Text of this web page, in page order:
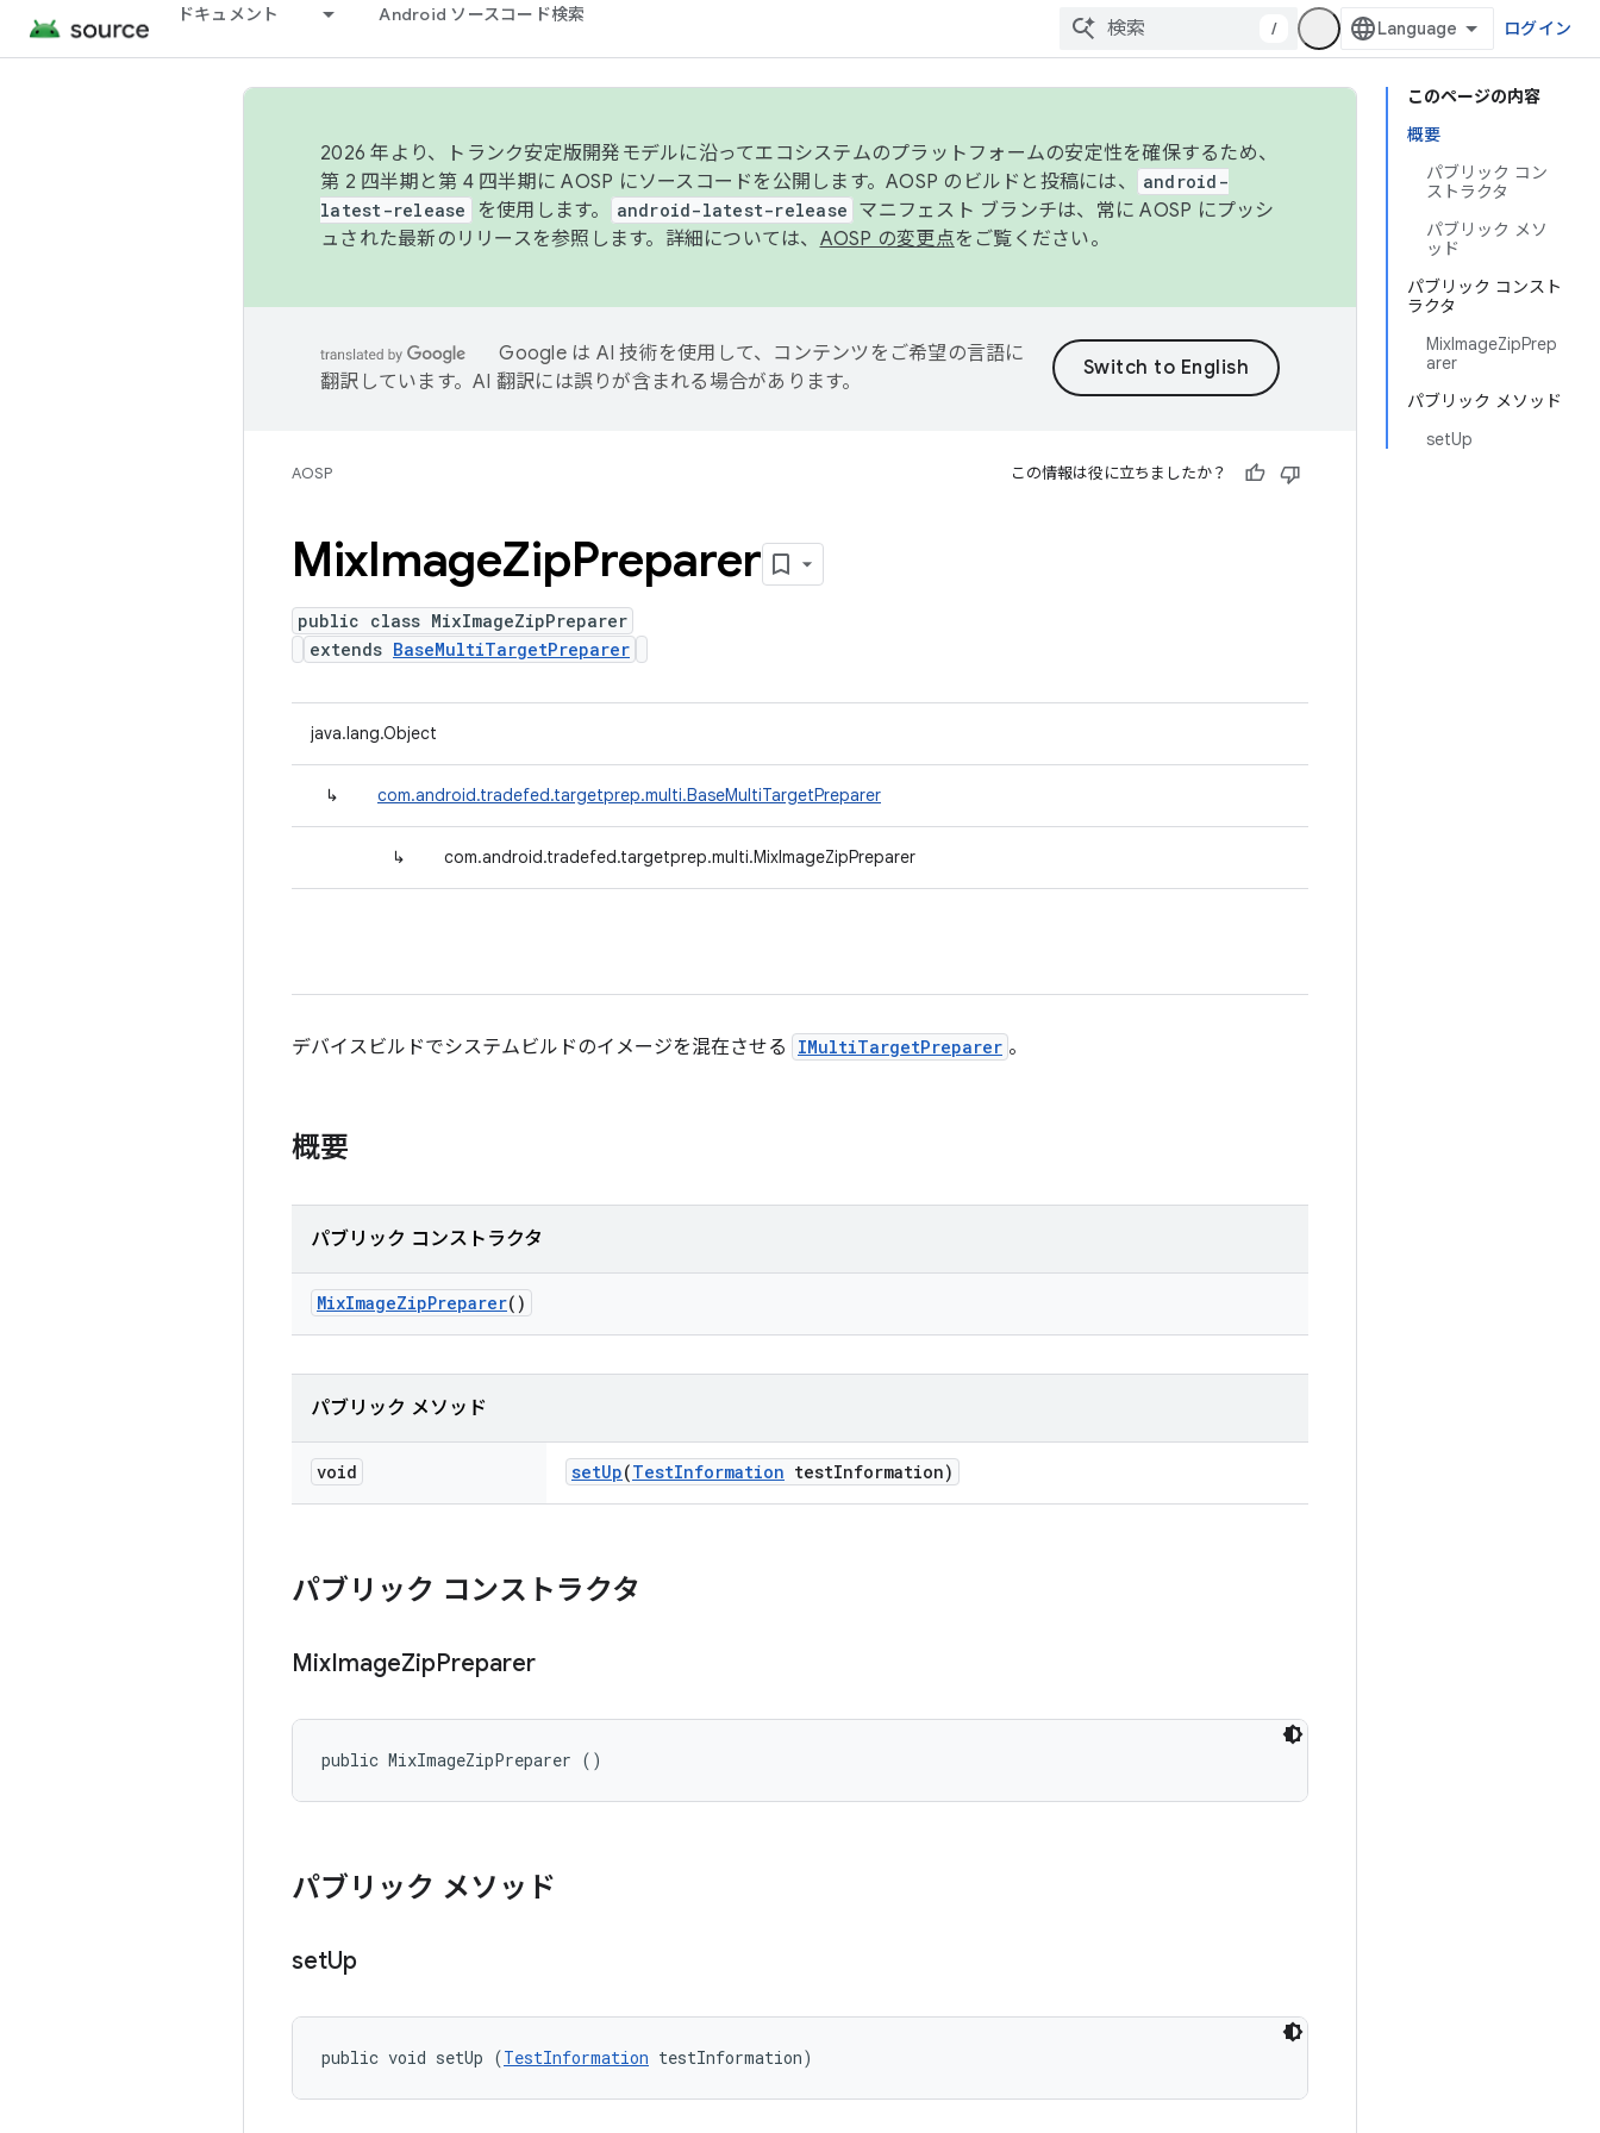
ドキュメント Android ソースコード検索
/ ログイン
このページの内容
概要
パブリック コン
ストラクタ
パブリック メソ
ッド
パブリック コンスト
ラクタ
MixImageZipPrep
arer
パブリック メソッド
setUp
2026 年より、トランク安定版開発モデルに沿ってエコシステムのプラットフォームの安定性を確保するため、
第 2 四半期と第 4 四半期に AOSP にソースコードを公開します。AOSP のビルドと投稿には、
android-
latest-release
を使用します。 android-latest-release マニフェスト ブランチは、常に AOSP にプッシ
ュされた最新のリリースを参照します。詳細については、 AOSP の変更点をご覧ください。
Google は AI 技術を使用して、コンテンツをご希望の言語に
翻訳しています。AI 翻訳には誤りが含まれる場合があります。
AOSP この情報は役に立ちましたか？
MixImageZipPreparer
public class MixImageZipPreparer
extends BaseMultiTargetPreparer
java.lang.Object
↳ com.android.tradefed.targetprep.multi.BaseMultiTargetPreparer
↳ com.android.tradefed.targetprep.multi.MixImageZipPreparer
デバイスビルドでシステムビルドのイメージを混在させる IMultiTargetPreparer 。
概要
パブリック コンストラクタ
MixImageZipPreparer()
パブリック メソッド
void setUp(TestInformation testInformation)
パブリック コンストラクタ
MixImageZipPreparer
public MixImageZipPreparer ()
パブリック メソッド
setUp
public void setUp (TestInformation testInformation)